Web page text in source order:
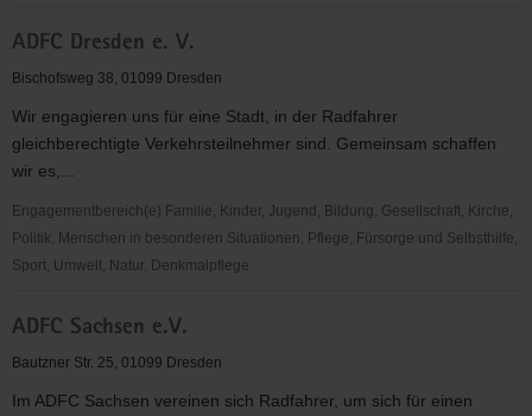
Rennrodel,
Skeleton
Bobsport
des
Dresdner
SC
1898
e.V.
ADFC Dresden e. V.
Bischofsweg 38, 01099 Dresden
Wir engagieren uns für eine Stadt, in der Radfahrer
gleichberechtigte Verkehrsteilnehmer sind. Gemeinsam schaffen
wir es,...
Engagementbereich(e) Familie, Kinder, Jugend, Bildung, Gesellschaft, Kirche,
Politik, Menschen in besonderen Situationen, Pflege, Fürsorge und Selbsthilfe,
Sport, Umwelt, Natur, Denkmalpflege
Dresden
e.
ADFC Sachsen e.V.
Bautzner Str. 25, 01099 Dresden
Im ADFC Sachsen vereinen sich Radfahrer, um sich für einen